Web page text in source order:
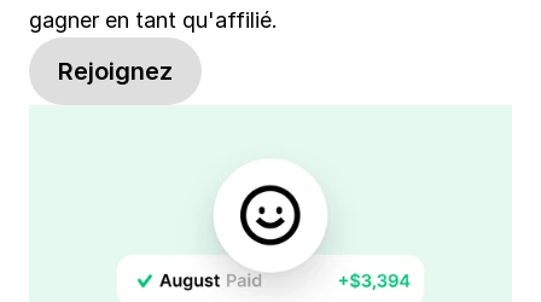
gagner en tant qu'affilié.
Rejoignez